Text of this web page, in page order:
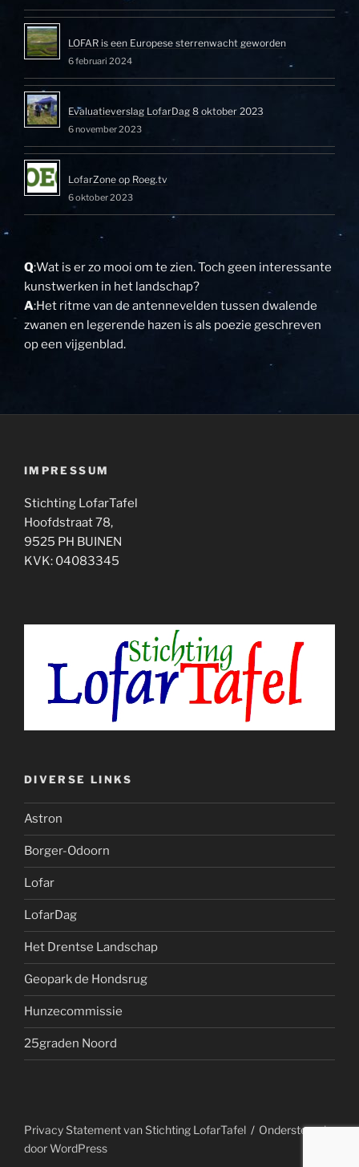
LOFAR is een Europese sterrenwacht geworden
6 februari 2024
Evaluatieverslag LofarDag 8 oktober 2023
6 november 2023
LofarZone op Roeg.tv
6 oktober 2023
Q:Wat is er zo mooi om te zien. Toch geen interessante
kunstwerken in het landschap?
A:Het ritme van de antennevelden tussen dwalende
zwanen en legerende hazen is als poezie geschreven
op een vijgenblad.
IMPRESSUM
Stichting LofarTafel
Hoofdstraat 78,
9525 PH BUINEN
KVK: 04083345
DIVERSE LINKS
Astron
Borger-Odoorn
Lofar
LofarDag
Het Drentse Landschap
Geopark de Hondsrug
Hunzecommissie
25graden Noord
Privacy Statement van Stichting LofarTafel
Ondersteund
door WordPress